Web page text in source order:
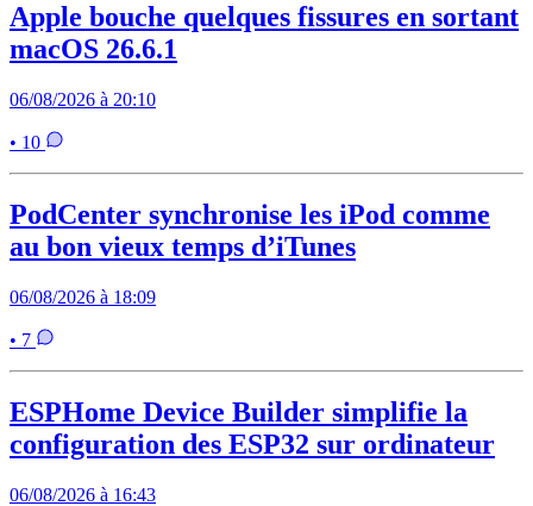
Apple bouche quelques fissures en sortant
macOS 26.6.1
06/08/2026 à 20:10
• 10
PodCenter synchronise les iPod comme
au bon vieux temps d’iTunes
06/08/2026 à 18:09
• 7
ESPHome Device Builder simplifie la
configuration des ESP32 sur ordinateur
06/08/2026 à 16:43